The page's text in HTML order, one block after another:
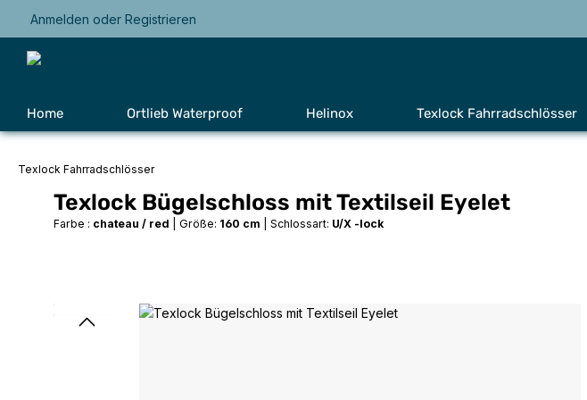
Hauptnavigation springen
Anmelden oder Registrieren
Home Ortlieb Waterproof Helinox Texlock Fahrradschlösser
Texlock Fahrradschlösser
Texlock Bügelschloss mit Textilseil Eyelet
Farbe : chateau / red Größe: 160 cm Schlossart: U/X -lock
Bildergalerie überspringen